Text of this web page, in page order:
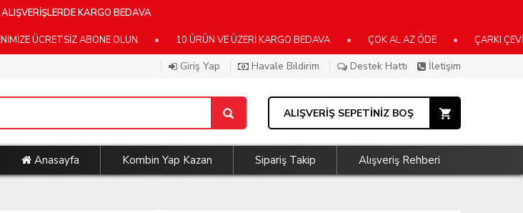
KARGO BEDAVA
ÜCRETSİZ ABONE OLUN • 10 ÜRÜN VE ÜZERİ KARGO BEDAVA • ÇOK AL AZ ÖDE • ÇARKI ÇEVİR
Giriş Yap Havale Bildirim Destek Hattı İletişim
ALIŞVERİŞ SEPETİNİZ BOŞ
Anasayfa Kombin Yap Kazan Sipariş Takip Alışveriş Rehberi